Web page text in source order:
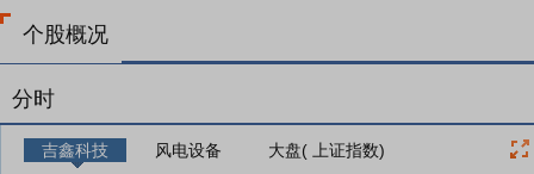
个股概况
分时
吉鑫科技 风电设备 大盘( 上证指数)